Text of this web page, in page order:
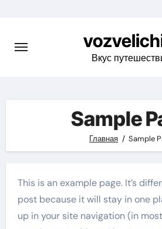
content
Вкус
Sample
Главная Sample
This is an example page. It’s
post because it will stay in one
up in your site navigation (in